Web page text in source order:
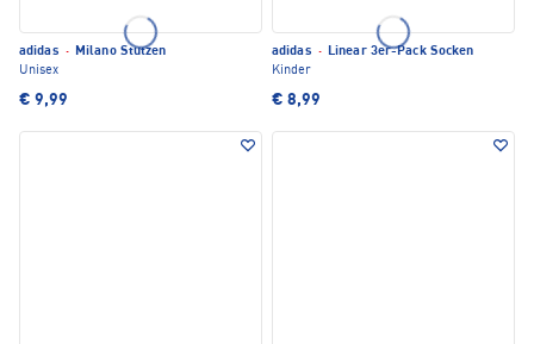
adidas · Milano Stutzen
Unisex
€ 9,99
adidas · Linear 3er-Pack Socken
Kinder
€ 8,99